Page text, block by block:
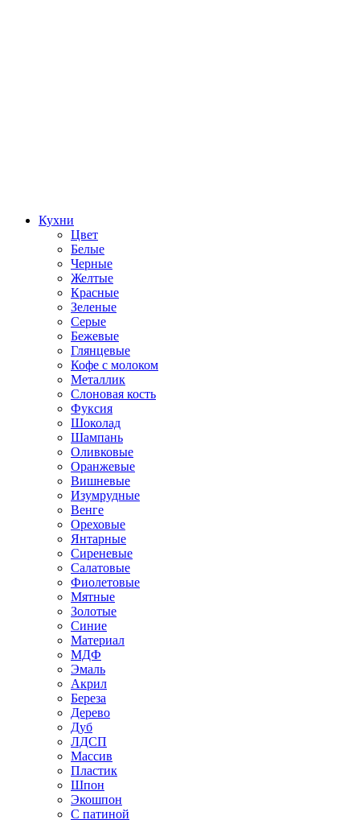
Кухни
Цвет
Белые
Черные
Желтые
Красные
Зеленые
Серые
Бежевые
Глянцевые
Кофе с молоком
Металлик
Слоновая кость
Фуксия
Шоколад
Шампань
Оливковые
Оранжевые
Вишневые
Изумрудные
Венге
Ореховые
Янтарные
Сиреневые
Салатовые
Фиолетовые
Мятные
Золотые
Синие
Материал
МДФ
Эмаль
Акрил
Береза
Дерево
Дуб
ЛДСП
Массив
Пластик
Шпон
Экошпон
С патиной